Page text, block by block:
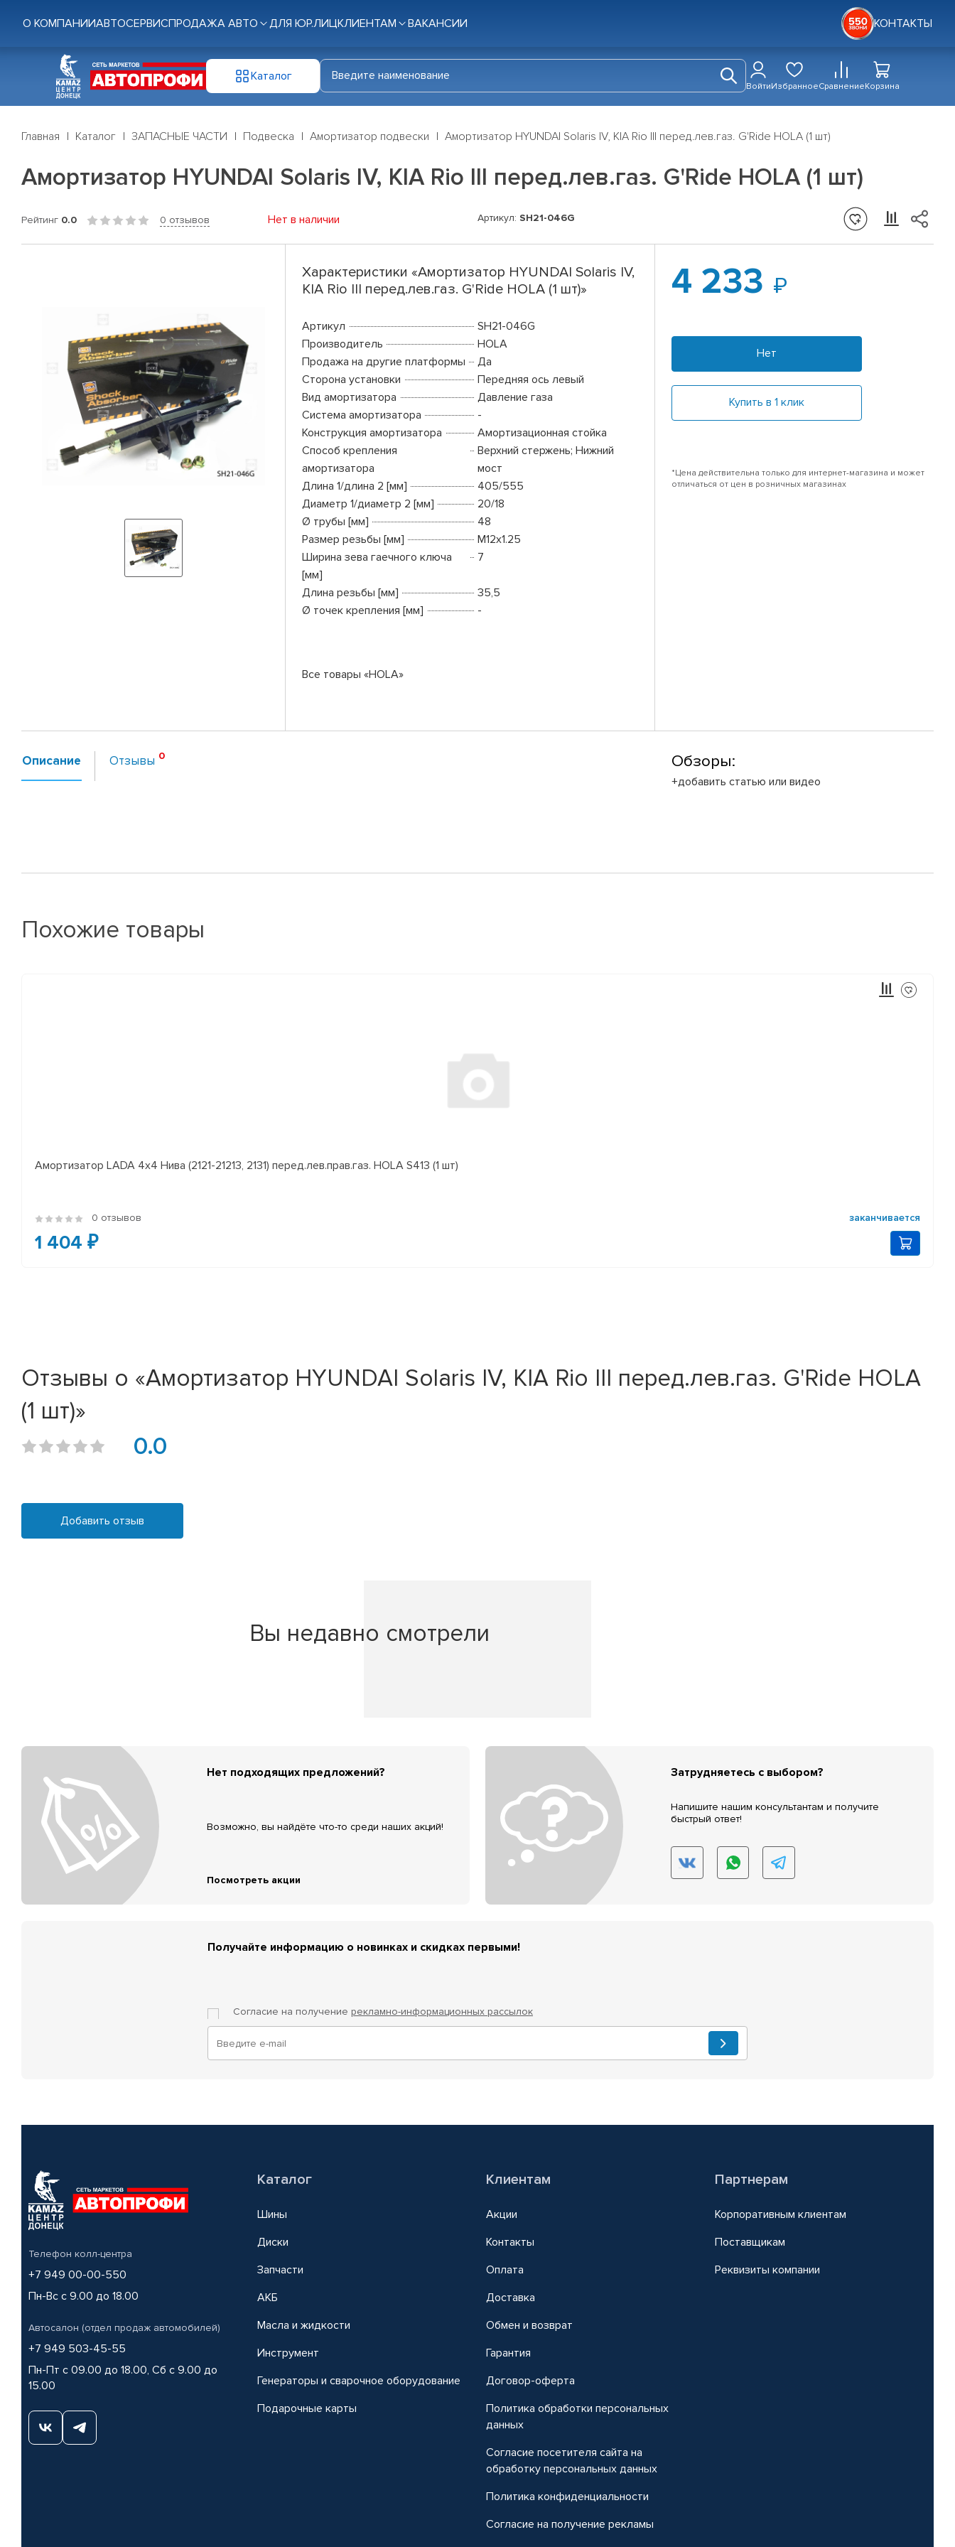
О КОМПАНИИАВТОСЕРВИСПРОДАЖА АВТО ДЛЯ ЮР.ЛИЦКЛИЕНТАМ ВАКАНСИИ КОНТАКТЫ
Каталог
ВойтиИзбранноеСравнениеКорзина
Главная Каталог ЗАПАСНЫЕ ЧАСТИ Подвеска Амортизатор подвески Амортизатор HYUNDAI Solaris IV, KIA Rio III перед.лев.газ. G'Ride HOLA (1 шт)
Амортизатор HYUNDAI Solaris IV, KIA Rio III перед.лев.газ. G'Ride HOLA (1 шт)
Рейтинг 0.0 0 отзывов Нет в наличии Артикул: SH21-046G
Характеристики «Амортизатор HYUNDAI Solaris IV,
KIA Rio III перед.лев.газ. G'Ride HOLA (1 шт)»
Артикул
SH21-046G
Производитель
HOLA
Продажа на другие платформы
Да
Сторона установки
Передняя ось левый
Вид амортизатора
Давление газа
Система амортизатора
-
Конструкция амортизатора
Амортизационная стойка
Способ крепления
амортизатора
Верхний стержень; Нижний
мост
Длина 1/длина 2 [мм]
405/555
Диаметр 1/диаметр 2 [мм]
20/18
Ø трубы [мм]
48
Размер резьбы [мм]
M12x1.25
Ширина зева гаечного ключа
[мм]
7
Длина резьбы [мм]
35,5
Ø точек крепления [мм]
-
Все товары «HOLA»
4 233
Нет
Купить в 1 клик
*Цена действительна только для интернет-магазина и может
отличаться от цен в розничных магазинах
Описание Отзывы Обзоры:
+добавить статью или видео
Похожие товары
Амортизатор LADA 4x4 Нива (2121-21213, 2131) перед.лев.прав.газ. HOLA S413 (1 шт)
0 отзывов заканчивается
1 404 ₽
Отзывы о «Амортизатор HYUNDAI Solaris IV, KIA Rio III перед.лев.газ. G'Ride HOLA
(1 шт)»
0.0
Добавить отзыв
Вы недавно смотрели
Нет подходящих предложений?
Возможно, вы найдёте что-то среди наших акций!
Посмотреть акции
Затрудняетесь с выбором?
Напишите нашим консультантам и получите
быстрый ответ!
Получайте информацию о новинках и скидках первыми!
Согласие на получение рекламно-информационных рассылок
Телефон колл-центра
+7 949 00-00-550
Пн-Вс с 9.00 до 18.00
Автосалон (отдел продаж автомобилей)
+7 949 503-45-55
Пн-Пт с 09.00 до 18.00, Сб с 9.00 до
15.00
Каталог
Шины
Диски
Запчасти
АКБ
Масла и жидкости
Инструмент
Генераторы и сварочное оборудование
Подарочные карты
Клиентам
Акции
Контакты
Оплата
Доставка
Обмен и возврат
Гарантия
Договор-оферта
Политика обработки персональных
данных
Согласие посетителя сайта на
обработку персональных данных
Политика конфиденциальности
Согласие на получение рекламы
Партнерам
Корпоративным клиентам
Поставщикам
Реквизиты компании